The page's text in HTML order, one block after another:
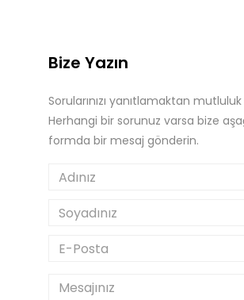
Bize Yazın
Sorularınızı yanıtlamaktan mutluluk
Herhangi bir sorunuz varsa bize
formda bir mesaj gönderin.